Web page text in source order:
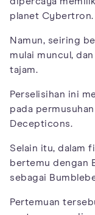
planet Cybertron.
Namun, seiring
mulai muncul,
tajam.
Perselisihan ini
pada
Decepticons.
Selain itu, dalam
bertemu dengan
sebagai
Pertemuan